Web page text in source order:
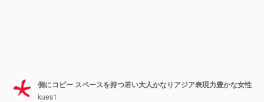
側にコピー スペースを持つ若い大人かなりアジア表現力豊かな女性
kues1